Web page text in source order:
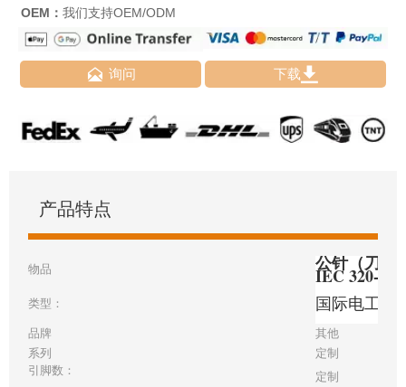
OEM： 我们支持OEM/ODM
 询问 下载
产品特点
物品 公针（刀片
IEC 320-
类型： 国际电工委
品牌
其他
系列
定制
引脚数：
定制